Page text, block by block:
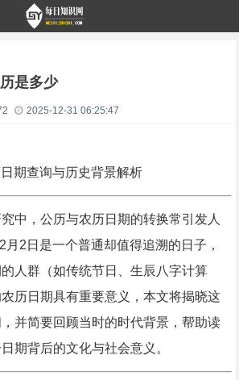
是多少
2025-12-31 06:25:47
期查询与历史背景解析
中，公历与农历日期的转换常引发人
2日是一个普通却值得追溯的日子，
人群（如传统节日、生辰八字计算
历日期具有重要意义，本文将揭晓这
并简要回顾当时的时代背景，帮助读
期背后的文化与社会意义。